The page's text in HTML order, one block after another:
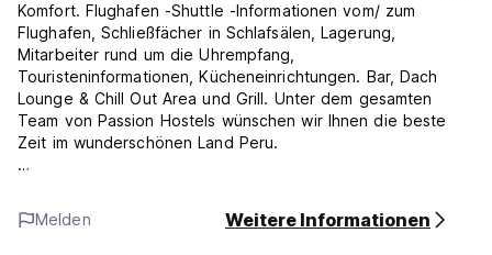
Komfort. Flughafen -Shuttle -Informationen vom/ zum
Flughafen, Schließfächer in Schlafsälen, Lagerung,
Mitarbeiter rund um die Uhrempfang,
Touristeninformationen, Kücheneinrichtungen. Bar, Dach
Lounge & Chill Out Area und Grill. Unter dem gesamten
Team von Passion Hostels wünschen wir Ihnen die beste
Zeit im wunderschönen Land Peru.
einen freundlichen Ort an, der eine komfortable und
saubere Unterkunft bietet. Passionsberechtigte Barranco
Melden Weitere Informationen